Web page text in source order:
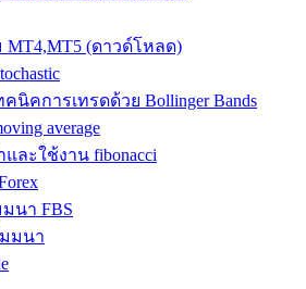
(ดาวด์โหลด)
นิคการเทรดด้วย Bollinger Bands
average
ละใช้งาน fibonacci
นา FBS
มนา